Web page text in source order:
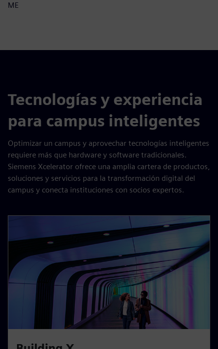
ME
Tecnologías y experiencia
para campus inteligentes
Optimizar un campus y aprovechar tecnologías inteligentes
requiere más que hardware y software tradicionales.
Siemens Xcelerator ofrece una amplia cartera de productos,
soluciones y servicios para la transformación digital del
campus y conecta instituciones con socios expertos.